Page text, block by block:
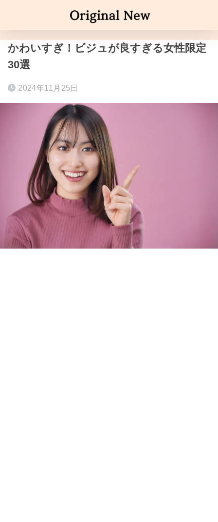
かわいすぎ！ビジュが良すぎる女性限定
30選
2024年11月25日